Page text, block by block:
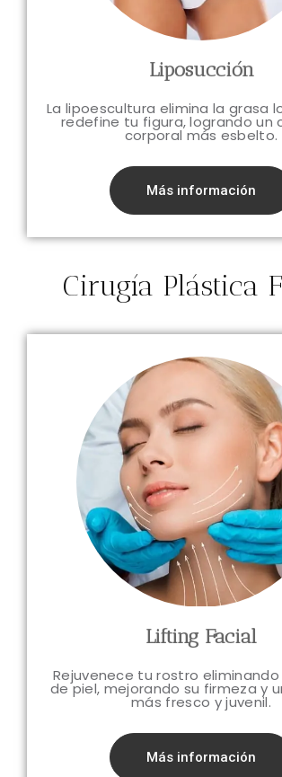
Liposucción
La lipoescultura elimina la grasa
redefine tu figura, logrando un
corporal más esbelto.
Más información
Cirugía Plástica
Lifting Facial
Rejuvenece tu rostro
de piel, mejorando su firmeza y
más fresco y juvenil.
Más información